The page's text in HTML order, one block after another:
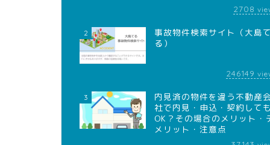
2708
2
事故物件検索サイト（大島て
る）
246149
3
内見済の物件を違う不動産会
社で内見・申込・契約しても
OK？その場合のメリット・
メリット・注意点